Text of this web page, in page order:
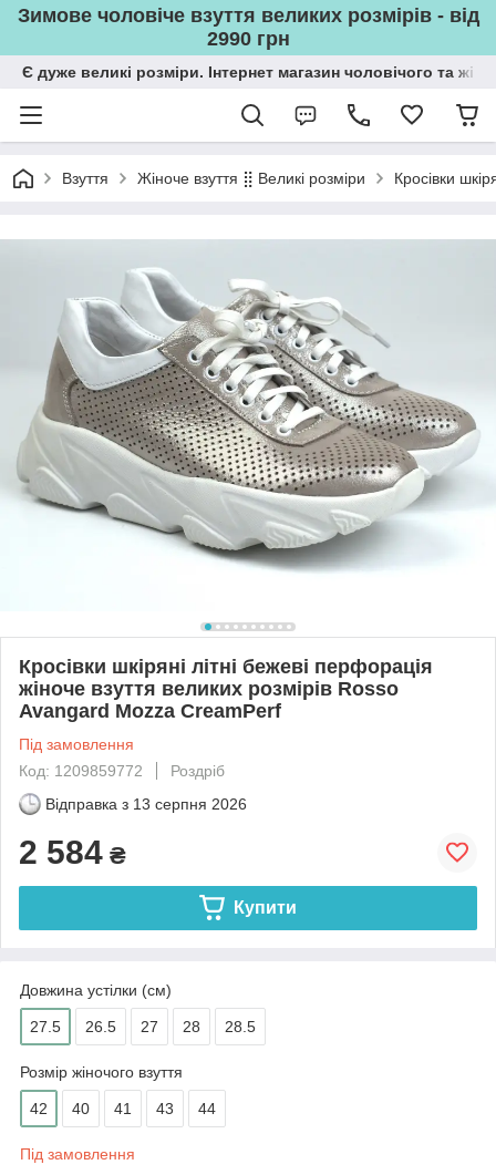
Зимове чоловіче взуття великих розмірів - від
2990 грн
Є дуже великі розміри. Інтернет магазин чоловічого та
Взуття Жіноче взуття ⣿ Великі розміри Кросівки
Кросівки шкіряні літні бежеві перфорація
жіноче взуття великих розмірів Rosso
Avangard Mozza CreamPerf
Під замовлення
Код: 1209859772
Роздріб
Відправка з 13 серпня 2026
2 584 ₴
Купити
Довжина устілки (см)
27.5 26.5 27 28 28.5
Розмір жіночого взуття
42 40 41 43 44
Під замовлення